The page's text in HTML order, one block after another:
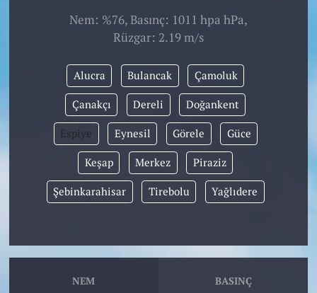
Nem: %76, Basınç: 1011 hpa hPa,
Rüzgar: 2.19 m/s
Alucra Bulancak Çamoluk
Çanakçı Dereli Doğankent
Espiye Eynesil Görele Güce
Keşap Merkez Piraziz
Şebinkarahisar Tirebolu Yağlıdere
NEM BASINÇ